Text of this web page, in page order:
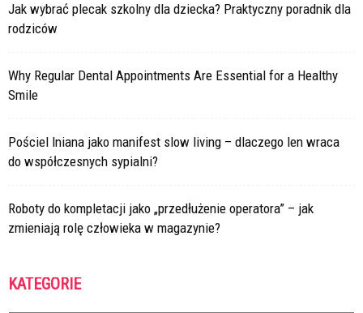
Jak wybrać plecak szkolny dla dziecka? Praktyczny poradnik dla
rodziców
Why Regular Dental Appointments Are Essential for a Healthy
Smile
Pościel lniana jako manifest slow living – dlaczego len wraca
do współczesnych sypialni?
Roboty do kompletacji jako „przedłużenie operatora” – jak
zmieniają rolę człowieka w magazynie?
KATEGORIE